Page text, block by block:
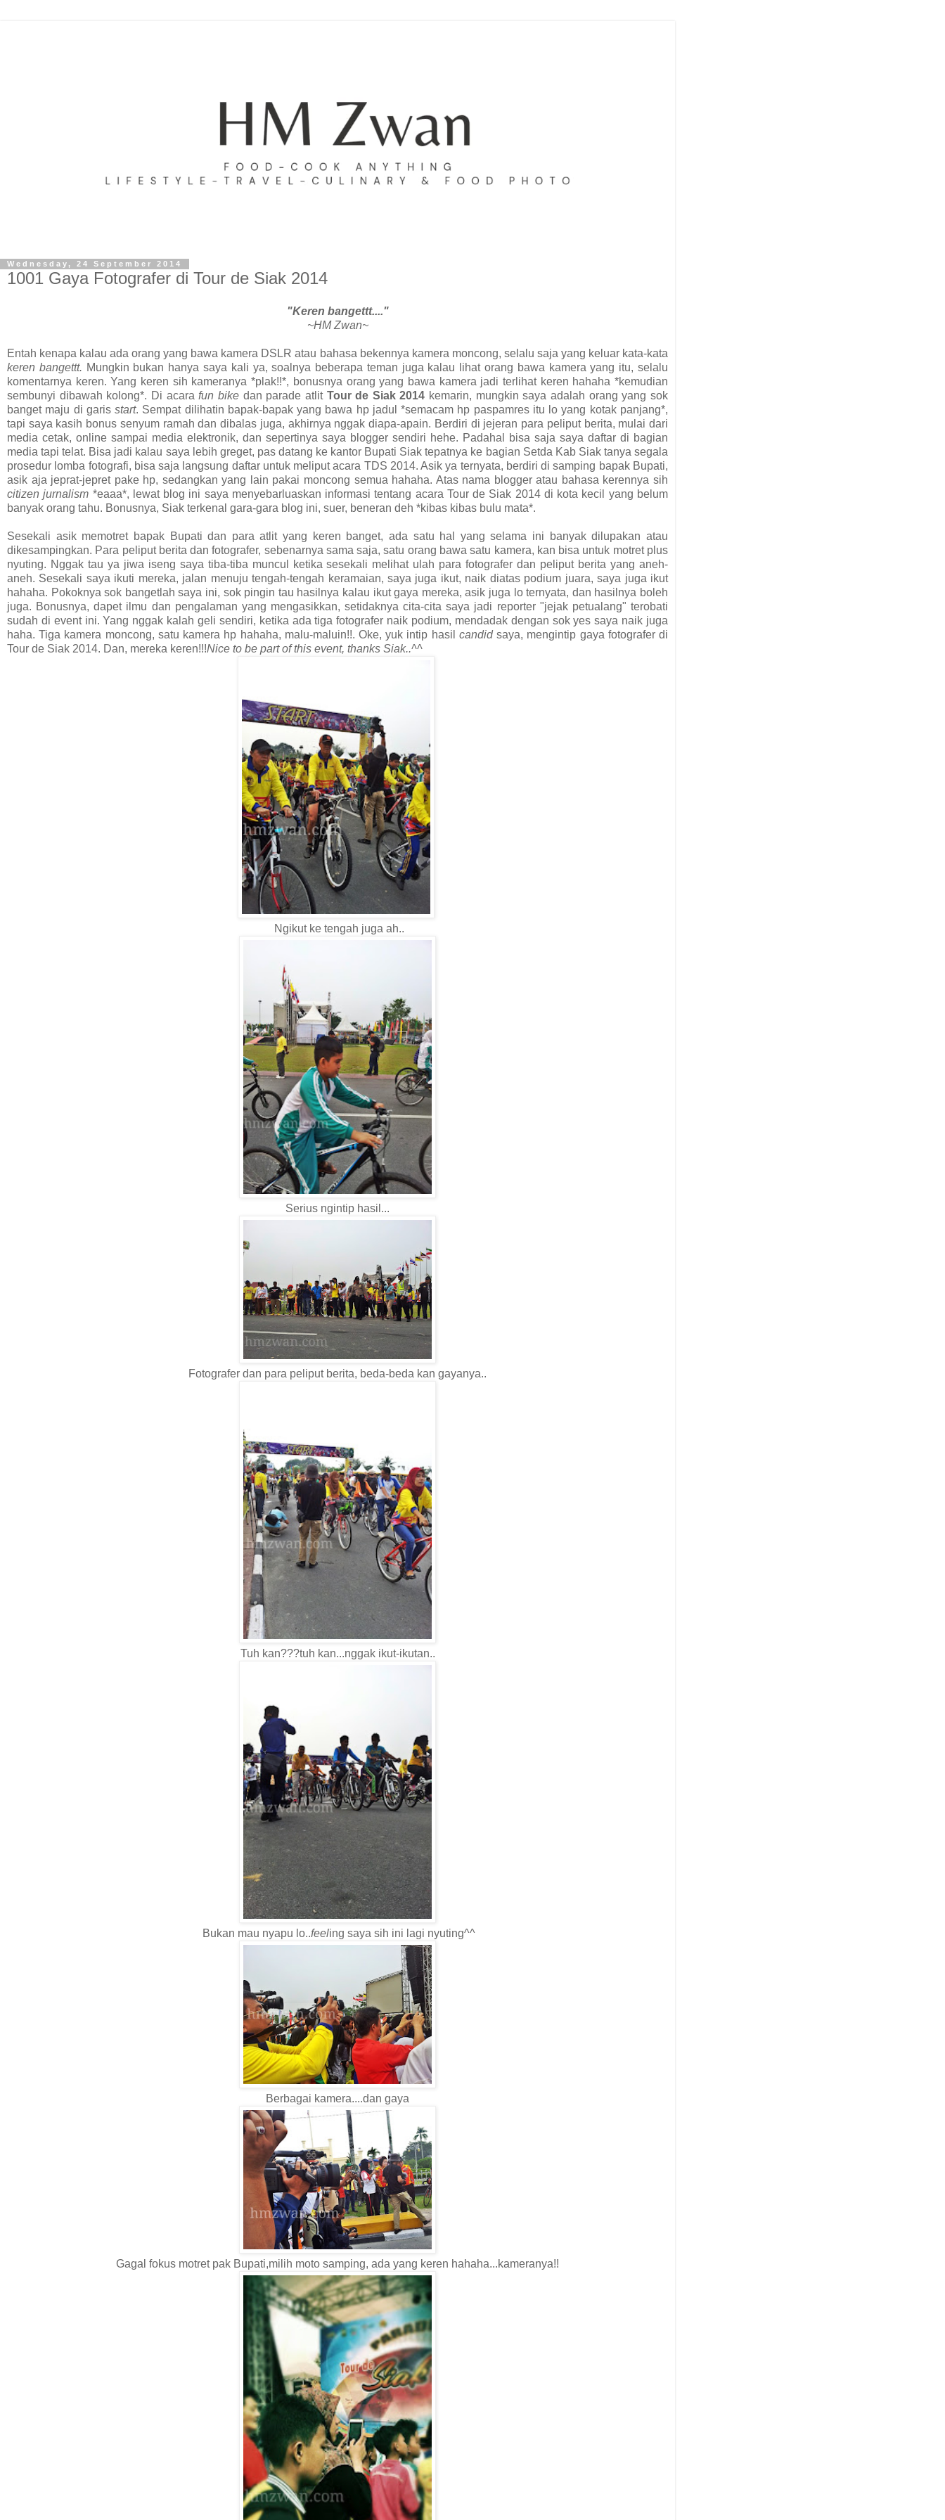
Wednesday, 24 September 2014
1001 Gaya Fotografer di Tour de Siak 2014
"Keren bangettt...."
~HM Zwan~
Entah kenapa kalau ada orang yang bawa kamera DSLR atau bahasa bekennya kamera moncong, selalu saja yang keluar kata-kata
keren bangettt. Mungkin bukan hanya saya kali ya, soalnya beberapa teman juga kalau lihat orang bawa kamera yang itu, selalu
komentarnya keren. Yang keren sih kameranya *plak!!*, bonusnya orang yang bawa kamera jadi terlihat keren hahaha *kemudian
sembunyi dibawah kolong*. Di acarafun bike dan parade atlit Tour de Siak 2014 kemarin, mungkin saya adalah orang yang sok
banget maju di garisstart. Sempat dilihatin bapak-bapak yang bawa hp jadul *semacam hp paspamres itu lo yang kotak panjang*,
tapi saya kasih bonus senyum ramah dan dibalas juga, akhirnya nggak diapa-apain. Berdiri di jejeran para peliput berita, mulai dari
media cetak, online sampai media elektronik, dan sepertinya saya blogger sendiri hehe. Padahal bisa saja saya daftar di bagian
media tapi telat. Bisa jadi kalau saya lebih greget, pas datang ke kantor Bupati Siak tepatnya ke bagian Setda Kab Siak tanya segala
prosedur lomba fotografi, bisa saja langsung daftar untuk meliput acara TDS 2014. Asik ya ternyata, berdiri di samping bapak Bupati,
asik aja jeprat-jepret pake hp, sedangkan yang lain pakai moncong semua hahaha. Atas nama blogger atau bahasa kerennya sih
citizen jurnalism *eaaa*, lewat blog ini saya menyebarluaskan informasi tentang acara Tour de Siak 2014 di kota kecil yang belum
banyak orang tahu. Bonusnya, Siak terkenal gara-gara blog ini, suer, beneran deh *kibas kibas bulu mata*.
Sesekali asik memotret bapak Bupati dan para atlit yang keren banget, ada satu hal yang selama ini banyak dilupakan atau
dikesampingkan. Para peliput berita dan fotografer, sebenarnya sama saja, satu orang bawa satu kamera, kan bisa untuk motret plus
nyuting. Nggak tau ya jiwa iseng saya tiba-tiba muncul ketika sesekali melihat ulah para fotografer dan peliput berita yang aneh-
aneh. Sesekali saya ikuti mereka, jalan menuju tengah-tengah keramaian, saya juga ikut, naik diatas podium juara, saya juga ikut
hahaha. Pokoknya sok bangetlah saya ini, sok pingin tau hasilnya kalau ikut gaya mereka, asik juga lo ternyata, dan hasilnya boleh
juga. Bonusnya, dapet ilmu dan pengalaman yang mengasikkan, setidaknya cita-cita saya jadi reporter "jejak petualang" terobati
sudah di event ini. Yang nggak kalah geli sendiri, ketika ada tiga fotografer naik podium, mendadak dengan sok yes saya naik juga
haha. Tiga kamera moncong, satu kamera hp hahaha, malu-maluin!!. Oke, yuk intip hasil candidsaya, mengintip gaya fotografer di
Tour de Siak 2014. Dan, mereka keren!!!Nice to be part of this event, thanks Siak..^^
Ngikut ke tengah juga ah..
Serius ngintip hasil...
Fotografer dan para peliput berita, beda-beda kan gayanya..
Tuh kan???tuh kan...nggak ikut-ikutan..
Bukan mau nyapu lo..feeling saya sih ini lagi nyuting^^
Berbagai kamera....dan gaya
Gagal fokus motret pak Bupati,milih moto samping, ada yang keren hahaha...kameranya!!